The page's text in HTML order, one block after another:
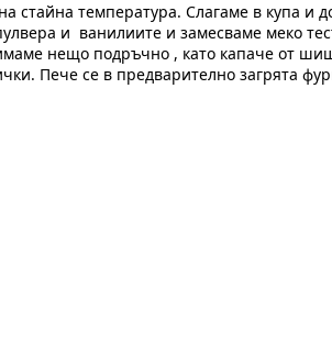
стайна температура. Слагаме в купа
и ванилиите и замесваме меко
нещо подръчно , като капаче от
Пече се в предварително загрята